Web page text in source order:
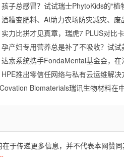
孩子总感冒？试试瑞士PhytoKids的“植
酒糟变肥料、AI助力农场防灾减灾、废
实力比拼才见真章，瑞虎7 PLUS对比
孕产妇专用营养总是补了不吸收？试
达索系统携手FondaMental基金会，在
HPE推出零信任网络与私有云运维解
​Covation Biomaterials瑞讯生物材料在
于传递更多信息，并不代表本网赞同